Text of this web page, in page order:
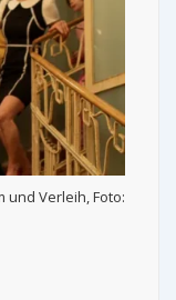
und Verleih, Foto: